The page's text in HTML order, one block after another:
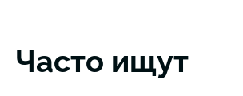
Часто ищут